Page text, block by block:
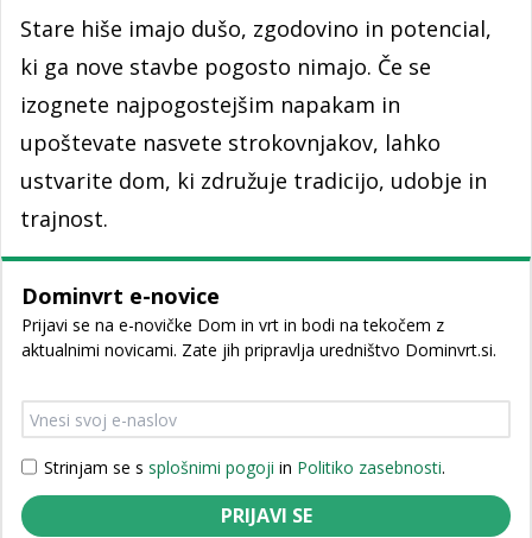
Stare hiše imajo dušo, zgodovino in potencial,
ki ga nove stavbe pogosto nimajo. Če se
izognete najpogostejšim napakam in
upoštevate nasvete strokovnjakov, lahko
ustvarite dom, ki združuje tradicijo, udobje in
trajnost.
Dominvrt e-novice
Prijavi se na e-novičke Dom in vrt in bodi na tekočem z
aktualnimi novicami. Zate jih pripravlja uredništvo Dominvrt.si.
Strinjam se s splošnimi pogoji in Politiko zasebnosti.
PRIJAVI SE